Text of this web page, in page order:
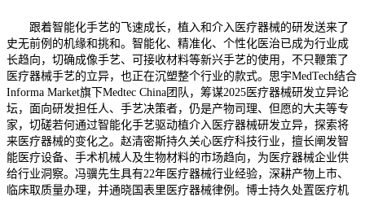
跟着智能化手艺的飞速成长，植入和介入医疗器械的研发送来了
史无前例的机缘和挑和。智能化、精准化、个性化医治已成为行业成
长趋向，切确成像手艺、可接收材料等新兴手艺的使用，不只鞭策了
医疗器械手艺的立异，也正在沉塑整个行业的款式。思宇MedTech结合
Informa Market旗下Medtec China团队，筹谋2025医疗器械研发立异论
坛，面向研发担任人、手艺决策者，仍是产物司理、但愿的大夫等专
家，切磋若何通过智能化手艺驱动植介入医疗器械研发立异，探索将
来医疗器械的变化之。赵清密斯持久关心医疗科技行业，擅长阐发智
能医疗设备、手术机械人及生物材料的市场趋向，为医疗器械企业供
给行业洞察。冯骥先生具有22年医疗器械行业经验，深耕产物上市、
临床取质量办理，并通晓国表里医疗器械律例。博士持久处置医疗机